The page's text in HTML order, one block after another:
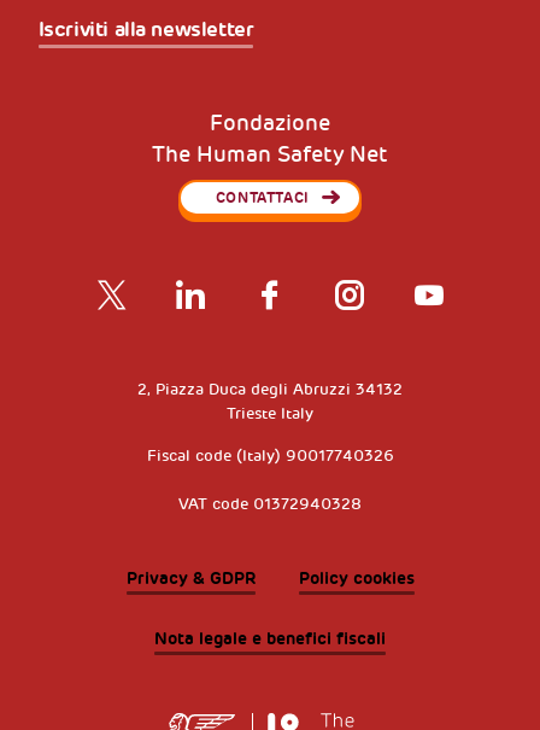
Iscriviti alla newsletter
Fondazione
The Human Safety Net
CONTATTACI
2, Piazza Duca degli Abruzzi 34132
Trieste Italy
Fiscal code (Italy) 90017740326
VAT code 01372940328
Privacy & GDPR Policy cookies
Nota legale e benefici fiscali